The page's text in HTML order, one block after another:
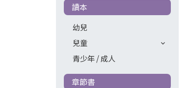
讀本
幼兒
兒童
青少年 / 成人
章節書